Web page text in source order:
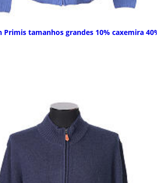
Primis tamanhos grandes 10% caxemira